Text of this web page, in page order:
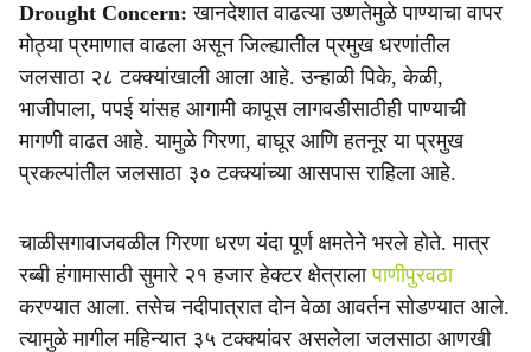
a
r
e
Drought Concern: खानदेशात वाढत्या उष्णतेमुळे पाण्याचा वापर
मोठ्या प्रमाणात वाढला असून जिल्ह्यातील प्रमुख धरणांतील
जलसाठा २८ टक्क्यांखाली आला आहे. उन्हाळी पिके, केळी,
भाजीपाला, पपई यांसह आगामी कापूस लागवडीसाठीही पाण्याची
मागणी वाढत आहे. यामुळे गिरणा, वाघूर आणि हतनूर या प्रमुख
प्रकल्पांतील जलसाठा ३० टक्क्यांच्या आसपास राहिला आहे.
चाळीसगावाजवळील गिरणा धरण यंदा पूर्ण क्षमतेने भरले होते. मात्र
रब्बी हंगामासाठी सुमारे २१ हजार हेक्टर क्षेत्रालापाणीपुरवठा
करण्यात आला. तसेच नदीपात्रात दोन वेळा आवर्तन सोडण्यात आले.
त्यामुळे मागील महिन्यात ३५ टक्क्यांवर असलेला जलसाठा आणखी